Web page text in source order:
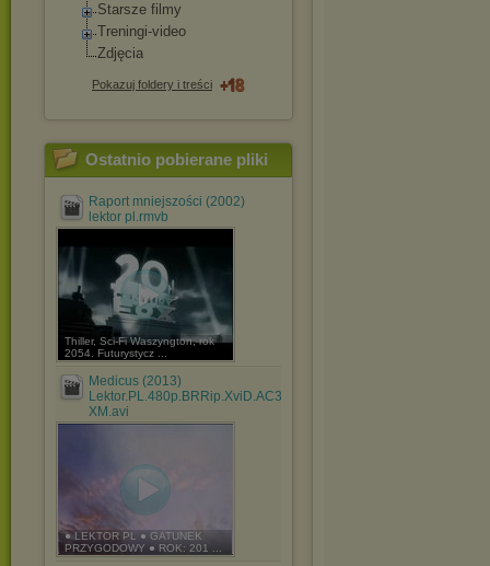
Starsze filmy
Treningi-video
Zdjęcia
Pokazuj foldery i treści
Ostatnio pobierane pliki
Raport mniejszości (2002)
lektor pl.rmvb
Thiller, Sci-Fi Waszyngton, rok
2054. Futurystycz ...
Medicus (2013)
Lektor.PL.480p.BRRip.XviD.AC3-
XM.avi
● LEKTOR PL ● GATUNEK
PRZYGODOWY ● ROK: 201 ...